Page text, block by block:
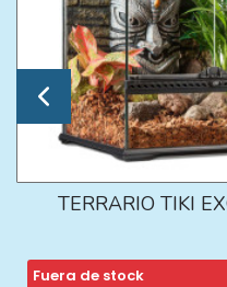
TERRARIO TIKI
Fuera de stock